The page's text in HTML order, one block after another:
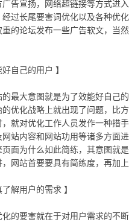
告宣扬，网络超链接等方式进
经过长尾要害词优化以及各种优
的论坛发布一些广告软文，当
己的用户 】
大意图就是为了效能好自己的
的优化战略上就出现了问题，比
，就对优化工作人员发作一种措
站内容和网站功用等诸多方面
面为什么如此简练，其意图就
网站首要要具有简练度，再加
用户的需求 】
要害就在于对用户需求的不断